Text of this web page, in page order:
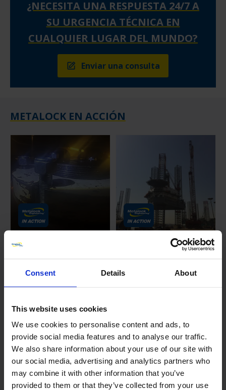
Consent Details About
This website uses cookies
We use cookies to personalise content and ads, to
provide social media features and to analyse our traffic.
We also share information about your use of our site with
our social media, advertising and analytics partners who
may combine it with other information that you’ve
provided to them or that they’ve collected from your use
¿NECESITA UNA RESPUESTA 24/7 A
SU URGENCIA TÉCNICA EN
CUALQUIER LUGAR DEL MUNDO?
Enviar una consulta
METALOCK EN ACCIÓN
Barcos Recuperación de la
Date posted:
6 equipos de perforación Jack
y perforación en línea de